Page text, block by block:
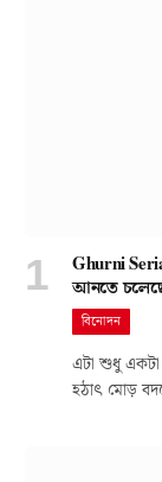
Ghurni
আনতে চলেছে
বিনোদন
এটা শুধু একটা
হঠাৎ মোড়